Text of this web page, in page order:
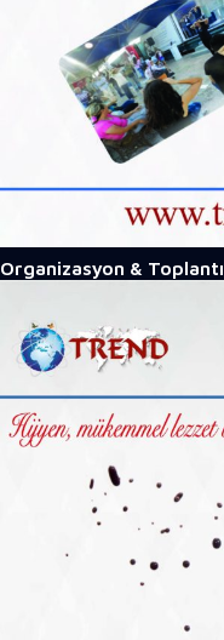
Organizasyon & Toplantı